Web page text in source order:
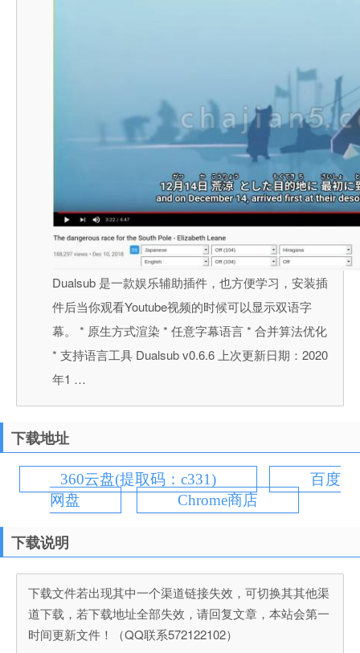
Dualsub 是一款娱乐辅助插件，也方便学习，安装插
件后当你观看Youtube视频的时候可以显示双语字
幕。 * 原生方式渲染 * 任意字幕语言 * 合并算法优化
* 支持语言工具 Dualsub v0.6.6 上次更新日期：2020
年1 …
下载地址
360云盘(提取码：c331)
百度
网盘
Chrome商店
下载说明
下载文件若出现其中一个渠道链接失效，可切换其其他渠
道下载，若下载地址全部失效，请回复文章，本站会第一
时间更新文件！（QQ联系572122102）